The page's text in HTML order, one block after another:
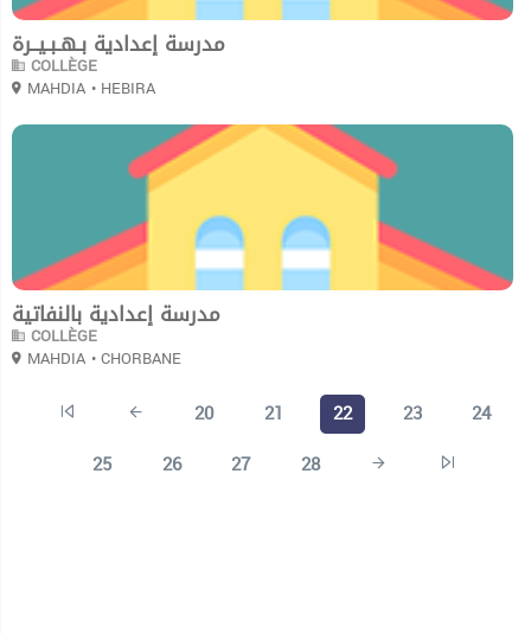
مدرسة إعدادية بـهـبـيــرة
COLLÈGE
MAHDIA • HEBIRA
مدرسة إعدادية بالنفاتية
COLLÈGE
MAHDIA • CHORBANE
20 21 22 23
24
25
26 27 28